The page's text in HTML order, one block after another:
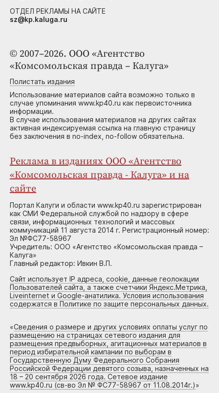
© 2007–2026. ООО «Агентство
«Комсомольская правда – Калуга»
Полистать издания
Использование материалов сайта возможно только в
случае упоминания www.kp40.ru как первоисточника
информации.
В случае использования материалов на других сайтах
активная индексируемая ссылка на главную страницу
без заключения в no-index, no-follow обязательна.
Реклама в изданиях ООО «Агентство
«Комсомольская правда - Калуга» и на
сайте
Портал Калуги и области www.kp40.ru зарегистрирован
как СМИ Федеральной службой по надзору в сфере
связи, информационных технологий и массовых
коммуникаций 11 августа 2014 г. Регистрационный номер:
Эл №ФС77-58967
Учредитель: ООО «Агентство «Комсомольская правда –
Калуга»
Главный редактор: Ивкин В.П.
Сайт использует IP адреса, cookie, данные геолокации
Пользователей сайта, а также счетчики Яндекс.Метрика,
Liveinternet и Google-анатилика. Условия использования
содержатся в Политике по защите персональных данных.
«Сведения о размере и других условиях оплаты услуг по
размещению на страницах сетевого издания для
размещения предвыборных, агитационных материалов в
период избирательной кампании по выборам в
Государственную Думу Федерального Собрания
Российской Федерации девятого созыва, назначенных на
18 – 20 сентября 2026 года. Сетевое издание
www.kp40.ru (св-во Эл № ФС77-58967 от 11.08.2014г.)»
ОТДЕЛ РЕКЛАМЫ НА САЙТЕ
sz@kp.kaluga.ru